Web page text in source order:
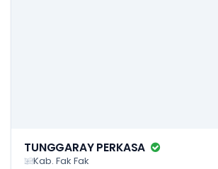
TUNGGARAY PERKASA
Kab. Fak Fak